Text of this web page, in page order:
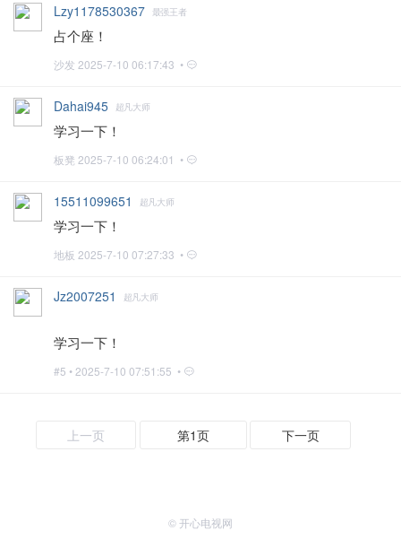
Lzy1178530367 最强王者
占个座！
沙发 2025-7-10 06:17:43 •
Dahai945 超凡大师
学习一下！
板凳 2025-7-10 06:24:01 •
15511099651 超凡大师
学习一下！
地板 2025-7-10 07:27:33 •
Jz2007251 超凡大师
学习一下！
#5 • 2025-7-10 07:51:55 •
上一页 第1页 下一页
© 开心电视网